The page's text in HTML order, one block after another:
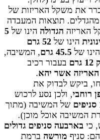
את משקל האריזות של
תוצאות המעבדה
האריזה הגדולה הינו של 5
הינו של 52 גרם
הינו של 45.5 גרם
, המשיבה,
בעבור רכיב
האריזה אשר יהא.
ביקש לבדוק את
רוחבי, ולכן נסע לרכוש
של המשיבה (מתוך
המשיבה אוכל מוכן).
כי בארבעה סניפים גדולים
סניף מורשה ברמת